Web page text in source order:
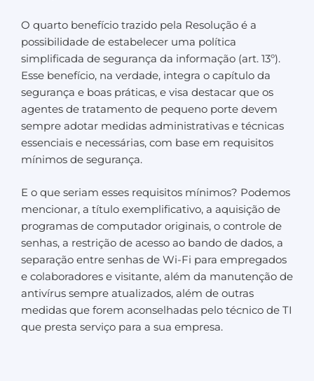
O quarto benefício trazido pela Resolução é a
possibilidade de estabelecer uma política
simplificada de segurança da informação (art. 13º).
Esse benefício, na verdade, integra o capítulo da
segurança e boas práticas, e visa destacar que os
agentes de tratamento de pequeno porte devem
sempre adotar medidas administrativas e técnicas
essenciais e necessárias, com base em requisitos
mínimos de segurança.
E o que seriam esses requisitos mínimos? Podemos
mencionar, a título exemplificativo, a aquisição de
programas de computador originais, o controle de
senhas, a restrição de acesso ao bando de dados, a
separação entre senhas de Wi-Fi para empregados
e colaboradores e visitante, além da manutenção de
antivírus sempre atualizados, além de outras
medidas que forem aconselhadas pelo técnico de TI
que presta serviço para a sua empresa.